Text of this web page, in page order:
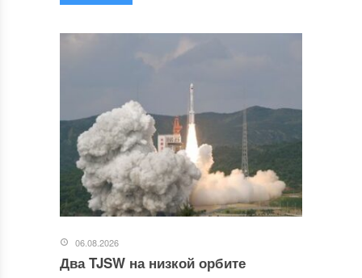
06.08.2026
Два TJSW на низкой орбите